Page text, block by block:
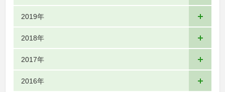
2019年
2018年
2017年
2016年